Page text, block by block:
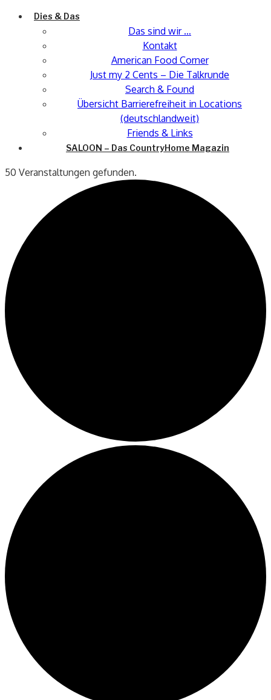
Dies & Das
Das sind wir …
Kontakt
American Food Corner
Just my 2 Cents – Die Talkrunde
Search & Found
Übersicht Barrierefreiheit in Locations
(deutschlandweit)
Friends & Links
SALOON – Das CountryHome Magazin
50 Veranstaltungen gefunden.